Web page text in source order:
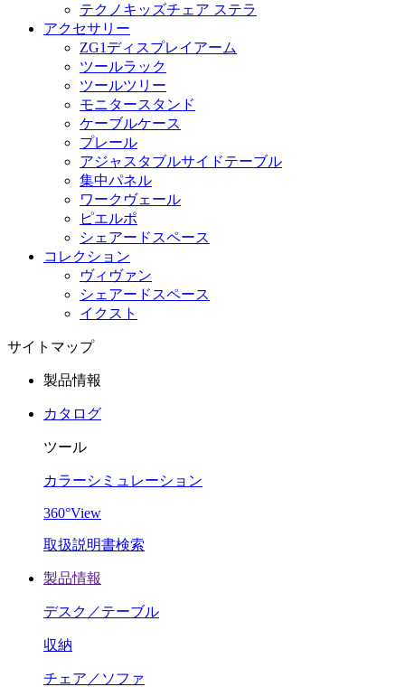
テクノキッズチェア ステラ
アクセサリー
ZG1ディスプレイアーム
ツールラック
ツールツリー
モニタースタンド
ケーブルケース
プレール
アジャスタブルサイドテーブル
集中パネル
ワークヴェール
ピエルポ
シェアードスペース
コレクション
ヴィヴァン
シェアードスペース
イクスト
サイトマップ
製品情報
カタログ
ツール
カラーシミュレーション
360°View
取扱説明書検索
製品情報
デスク／テーブル
収納
チェア／ソファ